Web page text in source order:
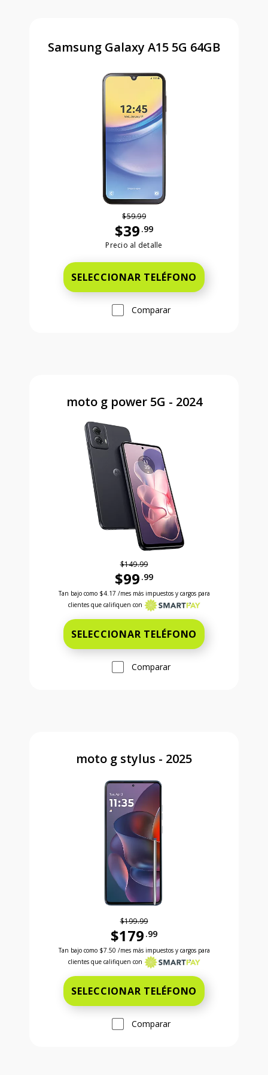
Samsung Galaxy A15 5G 64GB
$59.99
$39 .99
Antes el precio era 59 dollars and
Precio al detalle
SELECCIONAR TELÉFONO
Comparar
moto g power 5G - 2024
$149.99
$99 .99
Antes el precio era 149 dollars and 99 cents
Tan bajo como $4.17 /mes más impuestos y cargos para
clientes que califiquen con
SELECCIONAR TELÉFONO
Comparar
moto g stylus - 2025
$199.99
$179 .99
Antes el precio era 199 dollars and 99 cents
Tan bajo como $7.50 /mes más impuestos y cargos para
clientes que califiquen con
SELECCIONAR TELÉFONO
Comparar